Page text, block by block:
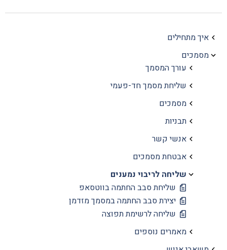
איך מתחילים
מסמכים
עורך המסמך
שליחת מסמך חד-פעמי
מסמכים
תבניות
אנשי קשר
אבטחת מסמכים
שליחה לריבוי נמענים
שליחת סבב החתמה בווטסאפ
יצירת סבב החתמה במסמך מזדמן
שליחה לרשימת תפוצה
מאמרים נוספים